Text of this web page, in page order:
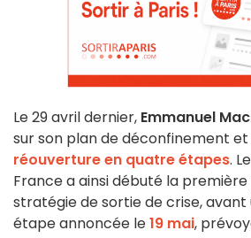
Le 29 avril dernier, Emmanuel
sur son plan de déconfinement
réouverture en quatre étapes.
France a ainsi débuté la
stratégie de sortie de crise, avant
étape annoncée le19 mai,